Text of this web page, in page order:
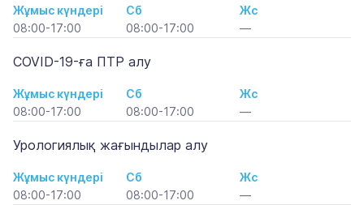
Жұмыс күндері
08:00-17:00
Сб
08:00-17:00
Жс
—
COVID-19-ға ПТР алу
Жұмыс күндері
08:00-17:00
Сб
08:00-17:00
Жс
—
Урологиялық жағындылар алу
Жұмыс күндері
08:00-17:00
Сб
08:00-17:00
Жс
—